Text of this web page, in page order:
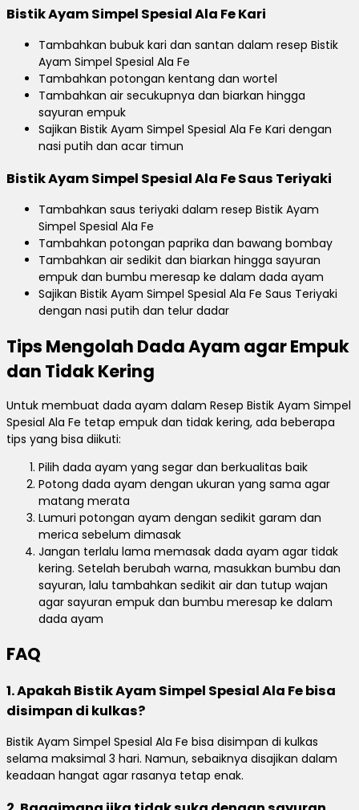
Bistik Ayam Simpel Spesial Ala Fe Kari
Tambahkan bubuk kari dan santan dalam resep Bistik
Ayam Simpel Spesial Ala Fe
Tambahkan potongan kentang dan wortel
Tambahkan air secukupnya dan biarkan hingga
sayuran empuk
Sajikan Bistik Ayam Simpel Spesial Ala Fe Kari dengan
nasi putih dan acar timun
Bistik Ayam Simpel Spesial Ala Fe Saus Teriyaki
Tambahkan saus teriyaki dalam resep Bistik Ayam
Simpel Spesial Ala Fe
Tambahkan potongan paprika dan bawang bombay
Tambahkan air sedikit dan biarkan hingga sayuran
empuk dan bumbu meresap ke dalam dada ayam
Sajikan Bistik Ayam Simpel Spesial Ala Fe Saus Teriyaki
dengan nasi putih dan telur dadar
Tips Mengolah Dada Ayam agar Empuk
dan Tidak Kering
Untuk membuat dada ayam dalam Resep Bistik Ayam Simpel
Spesial Ala Fe tetap empuk dan tidak kering, ada beberapa
tips yang bisa diikuti:
Pilih dada ayam yang segar dan berkualitas baik
Potong dada ayam dengan ukuran yang sama agar
matang merata
Lumuri potongan ayam dengan sedikit garam dan
merica sebelum dimasak
Jangan terlalu lama memasak dada ayam agar tidak
kering. Setelah berubah warna, masukkan bumbu dan
sayuran, lalu tambahkan sedikit air dan tutup wajan
agar sayuran empuk dan bumbu meresap ke dalam
dada ayam
FAQ
1. Apakah Bistik Ayam Simpel Spesial Ala Fe bisa
disimpan di kulkas?
Bistik Ayam Simpel Spesial Ala Fe bisa disimpan di kulkas
selama maksimal 3 hari. Namun, sebaiknya disajikan dalam
keadaan hangat agar rasanya tetap enak.